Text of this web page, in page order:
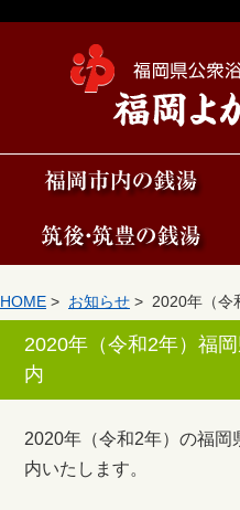
HOME > お知らせ > 2020年（令
2020年（令和2年）福
内
2020年（令和2年）の福岡
内いたします。